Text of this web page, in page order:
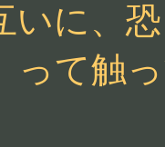
いに、
って触